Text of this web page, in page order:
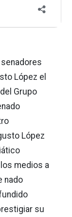
senadores
López el
Grupo
López
medios a
nado
su